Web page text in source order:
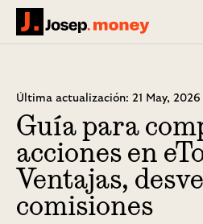
Josep.money
Última actualización: 21 May, 2026
Guía para
acciones en
Ventajas,
comisiones